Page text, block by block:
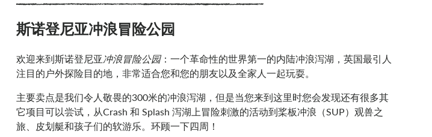
斯诺登尼亚冲浪冒险公园
欢迎来到斯诺登尼亚冲浪冒险公园：一个革命性的世界第一的内陆冲浪泻湖，英国最引人
注目的户外探险目的地，非常适合您和您的朋友以及全家人一起玩耍。
主要卖点是我们令人敬畏的300米的冲浪泻湖，但是当您来到这里时您会发现还有很多其
它项目可以尝试，从Crash 和 Splash 泻湖上冒险刺激的活动到桨板冲浪（SUP）观兽之
旅、皮划艇和孩子们的软游乐。环顾一下四周！